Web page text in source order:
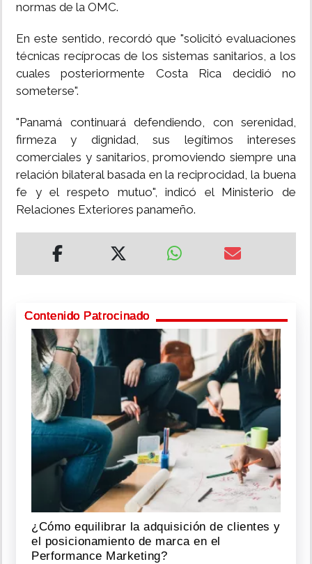
normas de la OMC.
En este sentido, recordó que "solicitó evaluaciones
técnicas recíprocas de los sistemas sanitarios, a los
cuales posteriormente Costa Rica decidió no
someterse".
"Panamá continuará defendiendo, con serenidad,
firmeza y dignidad, sus legítimos intereses
comerciales y sanitarios, promoviendo siempre una
relación bilateral basada en la reciprocidad, la buena
fe y el respeto mutuo", indicó el Ministerio de
Relaciones Exteriores panameño.
Contenido Patrocinado
¿Cómo equilibrar la adquisición de clientes y
el posicionamiento de marca en el
Performance Marketing?